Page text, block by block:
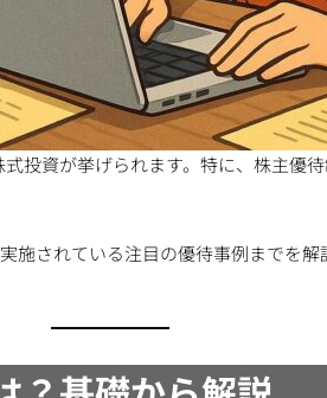
投資が挙げられます。特に、株主優
施されている注目の優待事例までを